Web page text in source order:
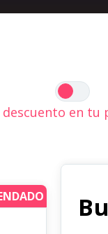
descuento en tu